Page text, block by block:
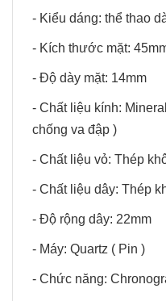
- Kiểu dáng: thể thao
- Kích thước mặt:
- Độ dày mặt: 14mm
- Chất liệu kính:
chống va đập )
- Chất liệu vỏ: Thép
- Chất liệu dây: Thép
- Độ rộng dây: 22mm
- Máy: Quartz ( Pin )
- Chức năng: